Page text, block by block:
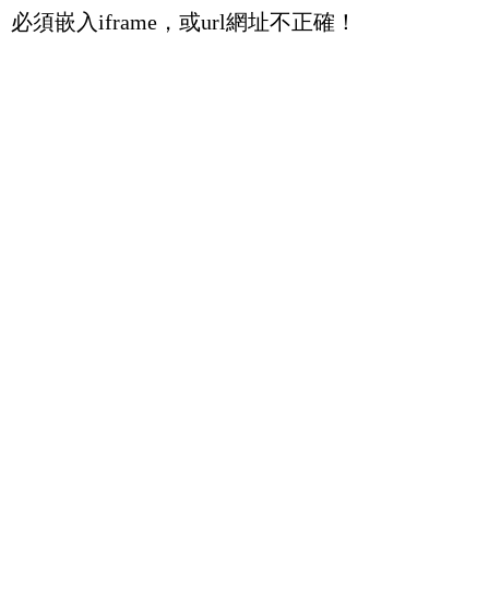
必須嵌入iframe，或url網址不正確！